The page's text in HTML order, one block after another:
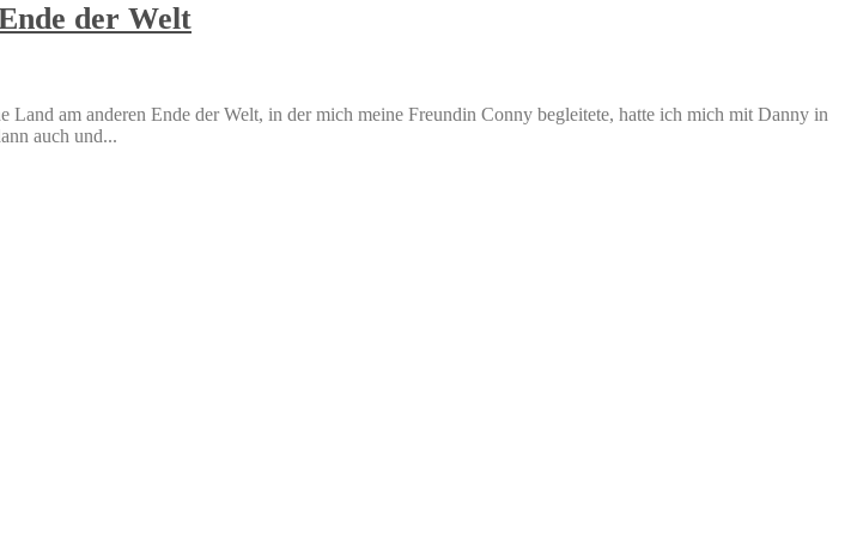
der Welt
am anderen Ende der Welt, in der mich meine Freundin Conny begleitete, hatte ich mich mit Danny in
auch und...